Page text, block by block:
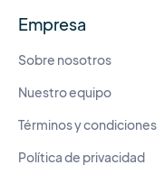
Empresa
Sobre nosotros
Nuestro equipo
Términos y condiciones
Política de privacidad